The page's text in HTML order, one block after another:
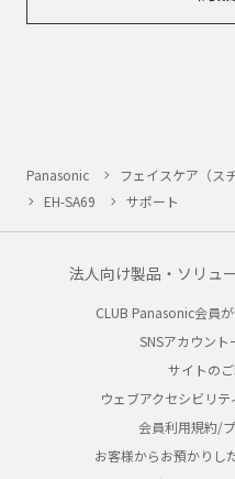
Panasonic フェイスケア（ス
EH-SA69
サポート
法人向け製品・ソリュ
CLUB Panasonic会員
SNSアカウント
サイトの
ウェブアクセシビリテ
会員利用規約/
お客様からお預かりし